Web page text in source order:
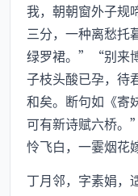
我，朝朝窗外子
三分，一种离愁托
绿罗裙。”“别来
子枝头酸已孕，待
和矣。断句如《寄
可有新诗赋六桥
怜飞白，一霎烟花
丁月邻，字素娟，